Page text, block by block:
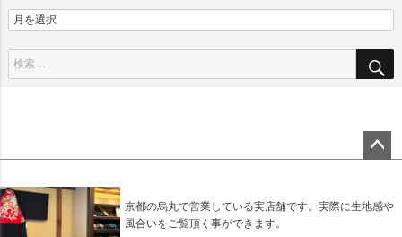
ップ
京都の烏丸で営業している実店舗です。実際に生地感や
風合いをご覧頂く事ができます。